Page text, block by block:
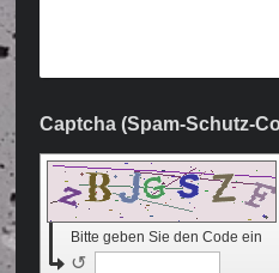
Bitte geben Sie den Code ein
↺